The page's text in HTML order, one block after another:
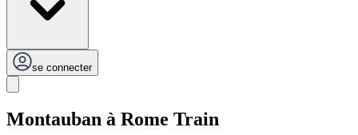
se connecter
Montauban à Rome Train